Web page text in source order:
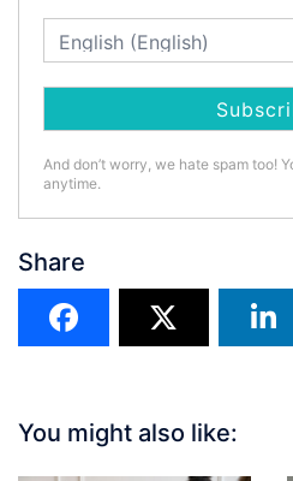
And don’t worry, we hate spam too!
anytime.
Share
You might also like: